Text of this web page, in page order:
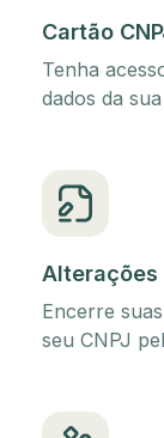
Cartão
Tenha
dados da
Alterações
Encerre
seu CNPJ